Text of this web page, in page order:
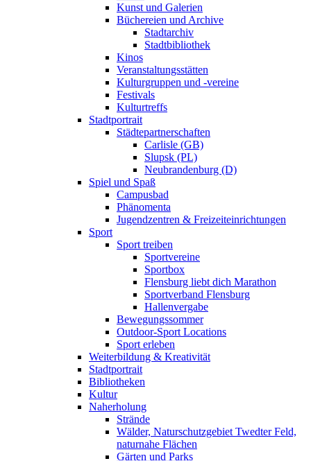
Kunst und Galerien
Büchereien und Archive
Stadtarchiv
Stadtbibliothek
Kinos
Veranstaltungsstätten
Kulturgruppen und -vereine
Festivals
Kulturtreffs
Stadtportrait
Städtepartnerschaften
Carlisle (GB)
Slupsk (PL)
Neubrandenburg (D)
Spiel und Spaß
Campusbad
Phänomenta
Jugendzentren & Freizeiteinrichtungen
Sport
Sport treiben
Sportvereine
Sportbox
Flensburg liebt dich Marathon
Sportverband Flensburg
Hallenvergabe
Bewegungssommer
Outdoor-Sport Locations
Sport erleben
Weiterbildung & Kreativität
Stadtportrait
Bibliotheken
Kultur
Naherholung
Strände
Wälder, Naturschutzgebiet Twedter Feld,
naturnahe Flächen
Gärten und Parks